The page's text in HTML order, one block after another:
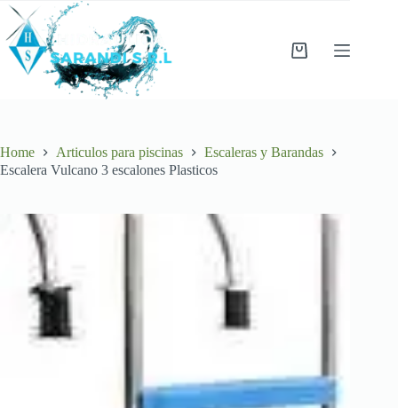
Skip
content
Shopping
Home Articulos para piscinas
Escaleras y Barandas
Escalera Vulcano 3 escalones Plasticos